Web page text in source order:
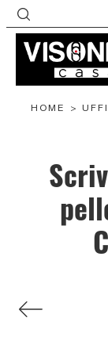
HOME >